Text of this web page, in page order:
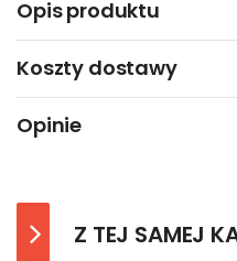
Opis produktu
Koszty dostawy
Opinie
Z TEJ SAMEJ